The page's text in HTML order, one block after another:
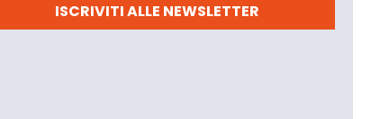
ISCRIVITI ALLE NEWSLETTER